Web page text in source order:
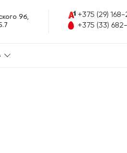
9б,
+375 (29)
+375 (33)